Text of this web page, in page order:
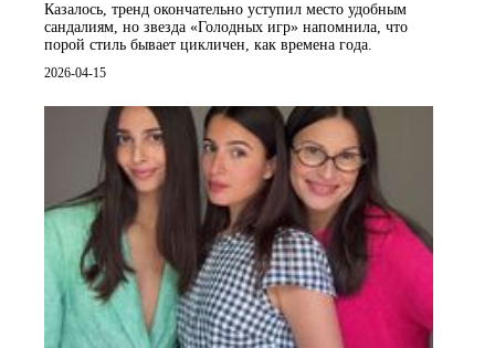
Казалось, тренд окончательно уступил место удобным
сандалиям, но звезда «Голодных игр» напомнила, что
порой стиль бывает цикличен, как времена года.
2026-04-15